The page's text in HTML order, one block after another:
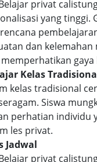
privat
yang tinggi.
dan kelemahan
Kelas
kelas tradisional
Siswa
perhatian individu
les privat.
Jadwal
privat